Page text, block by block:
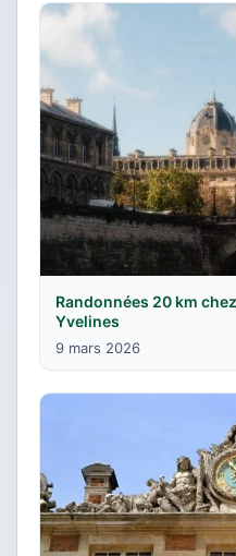
Randonnées 20 km
Yvelines
9 mars 2026